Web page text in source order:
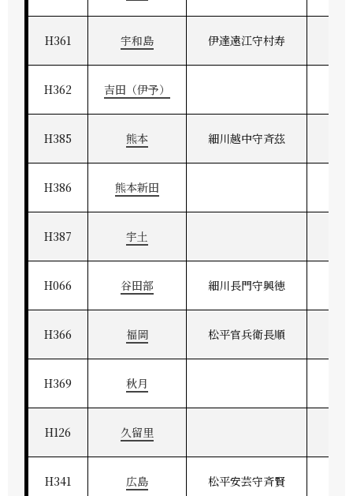
H361 宇和島 伊達遠江守村寿
H362 吉田（伊予）
H385 熊本 細川越中守斉茲
H386 熊本新田
H387 宇土
H066 谷田部 細川長門守興徳
H366 福岡 松平官兵衛長順
H369 秋月
H126 久留里
H341 広島 松平安芸守斉賢